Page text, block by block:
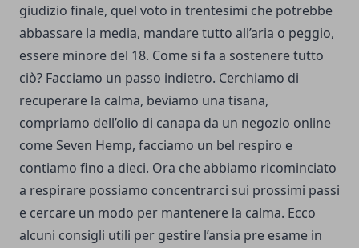
giudizio finale, quel voto in trentesimi che potrebbe
abbassare la media, mandare tutto all’aria o peggio,
essere minore del 18. Come si fa a sostenere tutto
ciò? Facciamo un passo indietro. Cerchiamo di
recuperare la calma, beviamo una tisana,
compriamo dell’olio di canapa da un negozio online
come Seven Hemp, facciamo un bel respiro e
contiamo fino a dieci. Ora che abbiamo ricominciato
a respirare possiamo concentrarci sui prossimi passi
e cercare un modo per mantenere la calma. Ecco
alcuni consigli utili per gestire l’ansia pre esame in